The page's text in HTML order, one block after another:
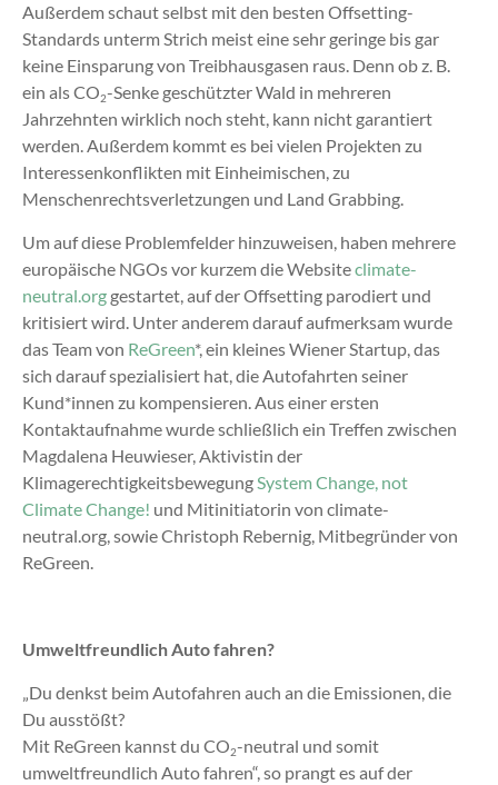
Außerdem schaut selbst mit den besten Offsetting-
Standards unterm Strich meist eine sehr geringe bis gar
keine Einsparung von Treibhausgasen raus. Denn ob z. B.
ein als CO2-Senke geschützter Wald in mehreren
Jahrzehnten wirklich noch steht, kann nicht garantiert
werden. Außerdem kommt es bei vielen Projekten zu
Interessenkonflikten mit Einheimischen, zu
Menschenrechtsverletzungen und Land Grabbing.
Um auf diese Problemfelder hinzuweisen, haben mehrere
europäische NGOs vor kurzem die Websiteclimate-
neutral.orggestartet, auf der Offsetting parodiert und
kritisiert wird. Unter anderem darauf aufmerksam wurde
das Team von ReGreen*, ein kleines Wiener Startup, das
sich darauf spezialisiert hat, die Autofahrten seiner
Kund*innen zu kompensieren. Aus einer ersten
Kontaktaufnahme wurde schließlich ein Treffen zwischen
Magdalena Heuwieser, Aktivistin der
KlimagerechtigkeitsbewegungSystem Change, not
Climate Change! und Mitinitiatorin von climate-
neutral.org, sowie Christoph Rebernig, Mitbegründer von
ReGreen.
Umweltfreundlich Auto fahren?
„Du denkst beim Autofahren auch an die Emissionen, die
Du ausstößt?
Mit ReGreen kannst du CO2-neutral und somit
umweltfreundlich Auto fahren“, so prangt es auf der